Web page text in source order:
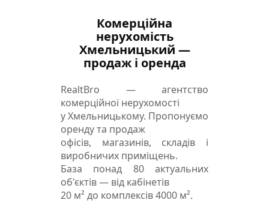
Комерційна
нерухомість
Хмельницький —
продаж і оренда
RealtBro — агентство
комерційної нерухомості
у Хмельницькому. Пропонуємо
оренду та продаж
офісів, магазинів, складів і
виробничих приміщень.
База понад 80 актуальних
об'єктів — від кабінетів
20 м² до комплексів 4000 м².